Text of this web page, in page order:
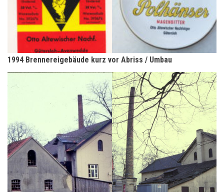
1994 Brennereigebäude kurz vor Abriss / Umbau